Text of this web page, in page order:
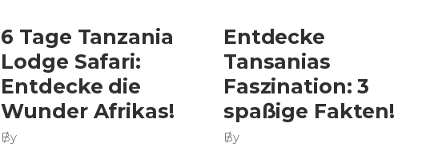
6 Tage Tanzania
Lodge Safari:
Entdecke die
Wunder Afrikas!
By
Entdecke
Tansanias
Faszination: 3
spaßige Fakten!
By